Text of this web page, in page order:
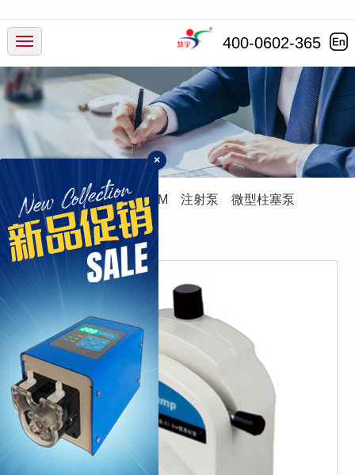
400-0602-365
产品中心
行业应用
服务支持
走进慧宇
蠕动泵 灌装系统 ODM 注射泵 微型柱塞泵
×